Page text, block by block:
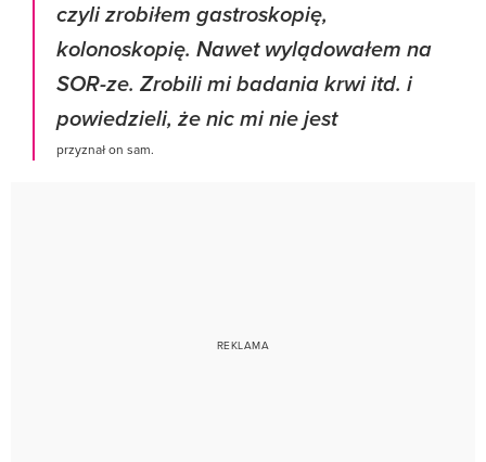
czyli zrobiłem gastroskopię,
kolonoskopię. Nawet wylądowałem na
SOR-ze. Zrobili mi badania krwi itd. i
powiedzieli, że nic mi nie jest
przyznał on sam.